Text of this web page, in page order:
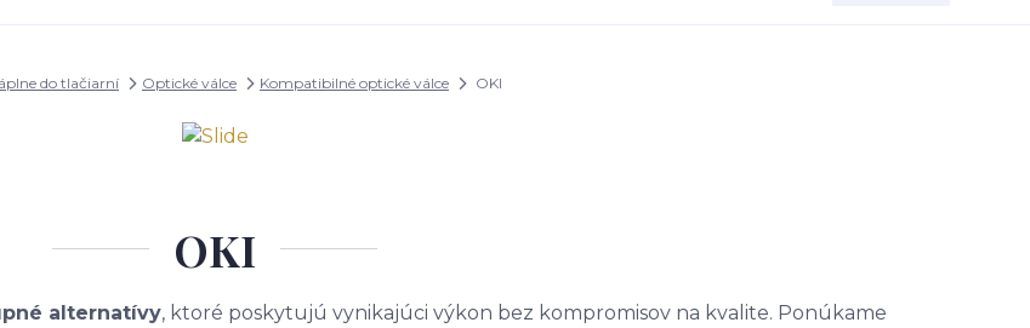
do tlačiarní Optické válce Kompatibilné optické válce OKI
OKI
alternatívy, ktoré poskytujú vynikajúci výkon bez kompromisov na kvalite. Ponúkame